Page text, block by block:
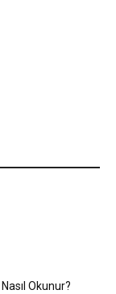
Okunur?